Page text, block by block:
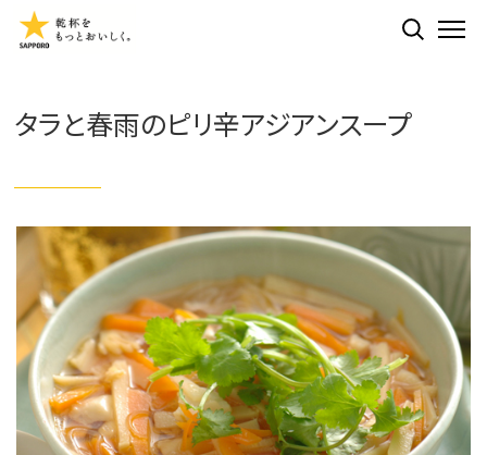
検索する
タラと春雨のピリ辛アジアンスープ